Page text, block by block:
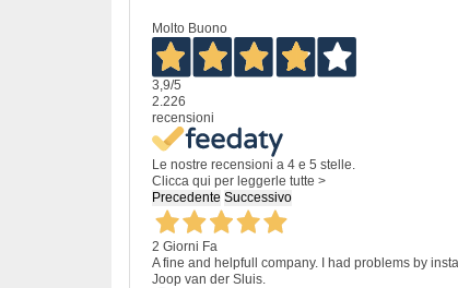
Molto Buono
3,9/5
2.226
recensioni
Le nostre recensioni a 4 e 5 stelle.
Clicca qui per leggerle tutte >
Precedente Successivo
2 Giorni Fa
A fine and helpfull company. I had problems by
Joop van der Sluis.